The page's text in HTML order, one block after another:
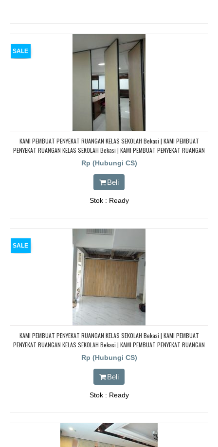
SALE
KAMI PEMBUAT PENYEKAT RUANGAN KELAS SEKOLAH Bekasi | KAMI PEMBUAT
PENYEKAT RUANGAN KELAS SEKOLAH Bekasi | KAMI PEMBUAT PENYEKAT RUANGAN
KELAS SEKOLAH Bekasi | KAMI PEMBUAT PENYEKAT RUANGAN KELAS SEKOLAH
Rp (Hubungi CS)
Beli
Stok : Ready
SALE
KAMI PEMBUAT PENYEKAT RUANGAN KELAS SEKOLAH Bekasi | KAMI PEMBUAT
PENYEKAT RUANGAN KELAS SEKOLAH Bekasi | KAMI PEMBUAT PENYEKAT RUANGAN
KELAS SEKOLAH Bekasi | KAMI PEMBUAT PENYEKAT RUANGAN KELAS SEKOLAH
Rp (Hubungi CS)
Beli
Stok : Ready